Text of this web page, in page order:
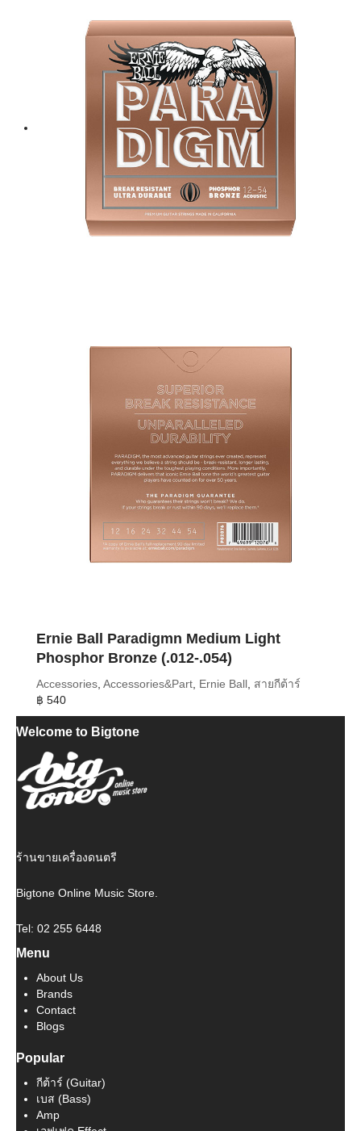
Ernie Ball Paradigmn Medium Light
Phosphor Bronze (.012-.054)
Accessories, Accessories&Part, Ernie Ball, สายกีต้าร์
฿ 540
Welcome to Bigtone
ร้านขายเครื่องดนตรี
Bigtone Online Music Store.
Tel: 02 255 6448
Menu
About Us
Brands
Contact
Blogs
Popular
กีต้าร์ (Guitar)
เบส (Bass)
Amp